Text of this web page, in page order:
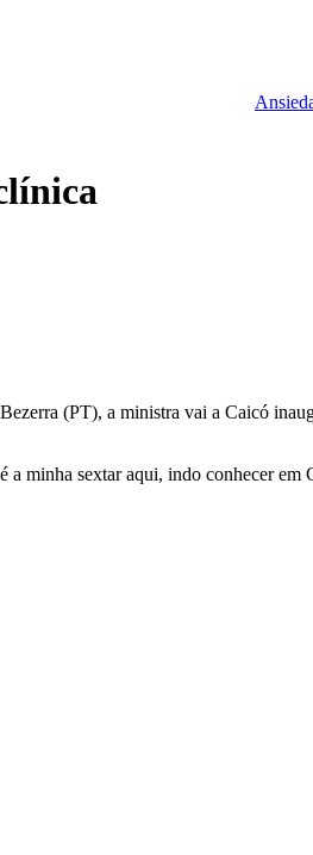
Ansiedade lidera
(PT), a ministra vai a Caicó
minha sextar aqui, indo conhecer